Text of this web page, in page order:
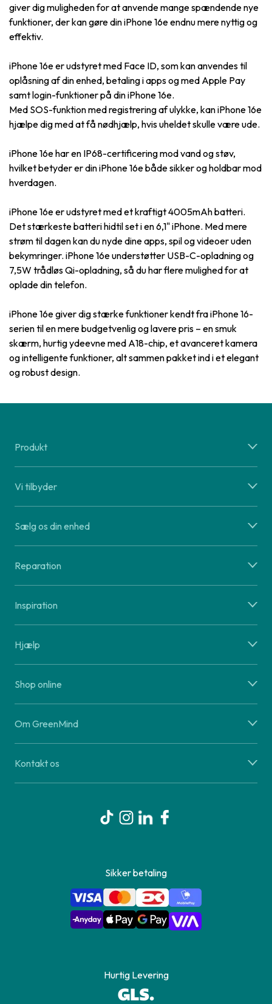
giver dig muligheden for at anvende mange spændende nye
funktioner, der kan gøre din iPhone 16e endnu mere nyttig og
effektiv.
iPhone 16e er udstyret med Face ID, som kan anvendes til
oplåsning af din enhed, betaling i apps og med Apple Pay
samt login-funktioner på din iPhone 16e.
Med SOS-funktion med registrering af ulykke, kan iPhone 16e
hjælpe dig med at få nødhjælp, hvis uheldet skulle være ude.
iPhone 16e har en IP68-certificering mod vand og støv,
hvilket betyder er din iPhone 16e både sikker og holdbar mod
hverdagen.
iPhone 16e er udstyret med et kraftigt 4005mAh batteri.
Det stærkeste batteri hidtil set i en 6,1" iPhone. Med mere
strøm til dagen kan du nyde dine apps, spil og videoer uden
bekymringer. iPhone 16e understøtter USB-C-opladning og
7,5W trådløs Qi-opladning, så du har flere mulighed for at
oplade din telefon.
iPhone 16e giver dig stærke funktioner kendt fra iPhone 16-
serien til en mere budgetvenlig og lavere pris – en smuk
skærm, hurtig ydeevne med A18-chip, et avanceret kamera
og intelligente funktioner, alt sammen pakket ind i et elegant
og robust design.
Produkt
Vi tilbyder
Sælg os din enhed
Reparation
Inspiration
Hjælp
Shop online
Om GreenMind
Kontakt os
Sikker betaling
Hurtig Levering